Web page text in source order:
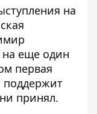
на
на еще один
первая
поддержит
принял.